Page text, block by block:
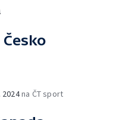
2024na ČT sport